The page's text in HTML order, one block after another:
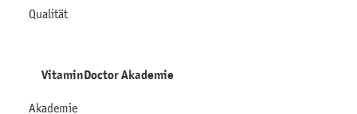
Qualität
VitaminDoctor Akademie
Akademie